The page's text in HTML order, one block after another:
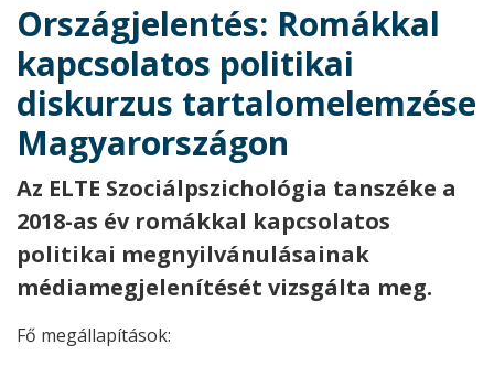
Országjelentés: Romákkal
kapcsolatos politikai
diskurzus tartalomelemzése
Magyarországon
Az ELTE Szociálpszichológia tanszéke a
2018-as év romákkal kapcsolatos
politikai megnyilvánulásainak
médiamegjelenítését vizsgálta meg.
Fő megállapítások: